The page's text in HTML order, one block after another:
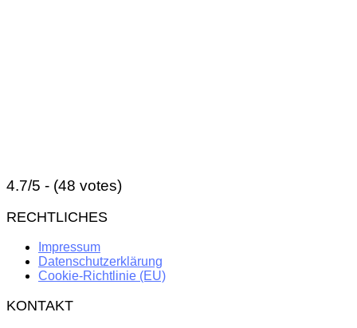
4.7/5 - (48 votes)
RECHTLICHES
Impressum
Datenschutzerklärung
Cookie-Richtlinie (EU)
KONTAKT